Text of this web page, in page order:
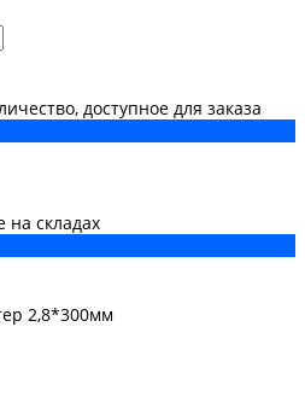
доступное для заказа
на складах
2,8*300мм